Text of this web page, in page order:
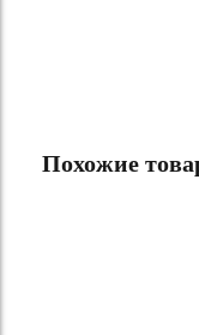
Похожие